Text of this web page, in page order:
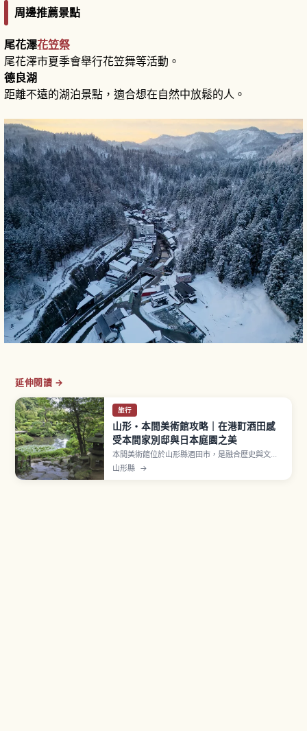
周邊推薦景點
尾花澤花笠祭
尾花澤市夏季會舉行花笠舞等活動。
德良湖
距離不遠的湖泊景點，適合想在自然中放鬆的人。
延伸閱讀 →
旅行
山形・本間美術館攻略｜在港町酒田感
受本間家別邸與日本庭園之美
本間美術館位於山形縣酒田市，是融合歷史與文化
的美術館，1947年（昭和22年）戰後不久開館的私
山形縣 →